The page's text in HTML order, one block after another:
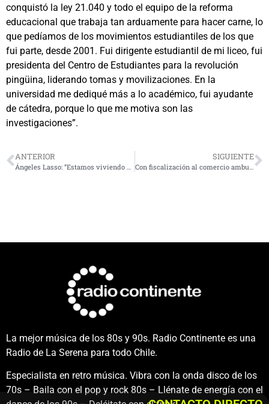
conquistó la ley 21.040 y todo el equipo de la reforma
educacional que trabaja tan arduamente para hacer carne, lo
que pedíamos de los movimientos estudiantiles de los que
fui parte, desde 2001. Fui dirigente estudiantil de mi liceo, fui
presidenta del Centro de Estudiantes para la revolución
pingüina, liderando tomas y movilizaciones. En la
universidad me dediqué más a lo académico, fui ayudante
de cátedra, porque lo que me motiva son las
investigaciones”.
ANTERIOR SIGUIENTE
La mejor música de los 80s y 90s. Radio Continente es una
Radio de La Serena para todo Chile.
Especialista en retro música. Vibra con la onda disco de los
70s – Baila con el pop y rock 80s – Llénate de energía con el